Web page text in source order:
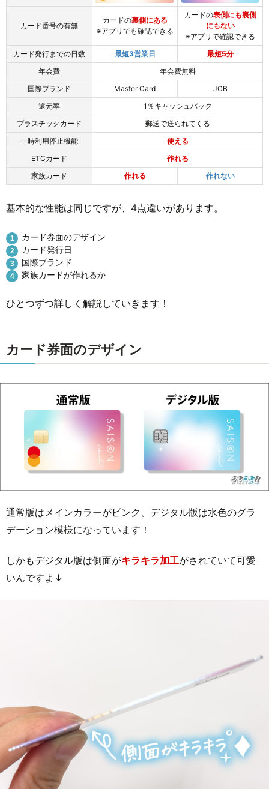
カード番号の有無
カードの裏側にある
※アプリでも確認できる
カードの表側にも裏側
にもない
※アプリで確認できる
カード発行までの日数
最短3営業日
最短5分
年会費
年会費無料
国際ブランド
Master Card
JCB
還元率
1％キャッシュバック
プラスチックカード
郵送で送られてくる
一時利用停止機能
使える
ETCカード
作れる
家族カード
作れる 作れない
基本的な性能は同じですが、4点違いがあります。
カード券面のデザイン
カード発行日
国際ブランド
家族カードが作れるか
ひとつずつ詳しく解説していきます！
カード券面のデザイン
通常版はメインカラーがピンク、デジタル版は水色のグラ
デーション模様になっています！
しかもデジタル版は側面がキラキラ加工がされていて可愛
いんですよ↓